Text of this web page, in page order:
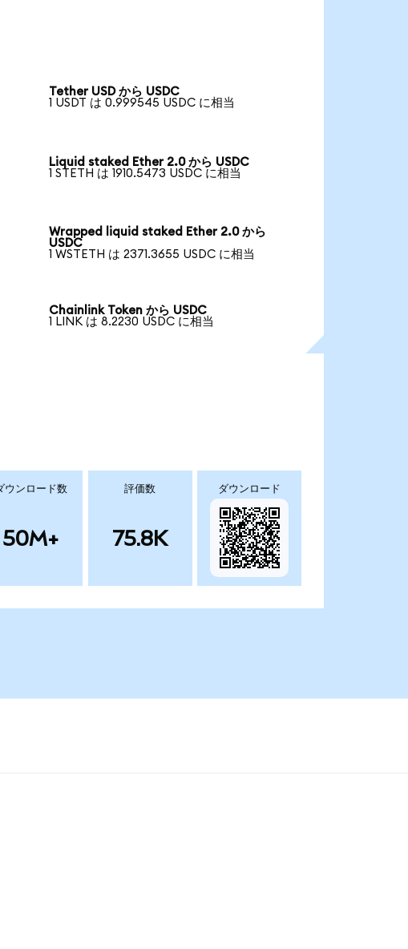
Tether USD から USDC
1 USDT は 0.999545 USDC に相当
Liquid staked Ether 2.0 から USDC
1 STETH は 1910.5473 USDC に相当
Wrapped liquid staked Ether 2.0 から
USDC
1 WSTETH は 2371.3655 USDC に相当
Chainlink Token から USDC
1 LINK は 8.2230 USDC に相当
ウンロード数
50M+
評価数
75.8K
ダウンロード